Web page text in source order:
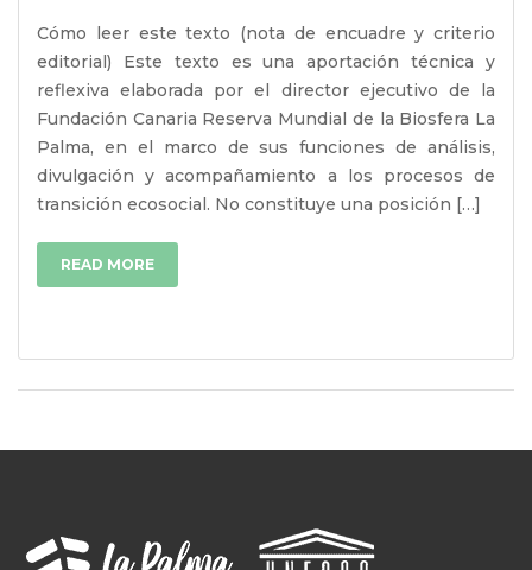
Cómo leer este texto (nota de encuadre y criterio
editorial) Este texto es una aportación técnica y
reflexiva elaborada por el director ejecutivo de la
Fundación Canaria Reserva Mundial de la Biosfera La
Palma, en el marco de sus funciones de análisis,
divulgación y acompañamiento a los procesos de
transición ecosocial. No constituye una posición […]
READ MORE